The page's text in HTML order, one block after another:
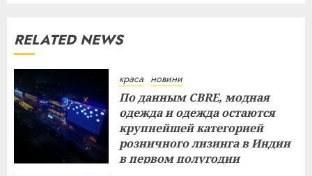
RELATED NEWS
краса новини
По данным CBRE, модная
одежда и одежда остаются
крупнейшей категорией
розничного лизинга в Индии
в первом полугодии